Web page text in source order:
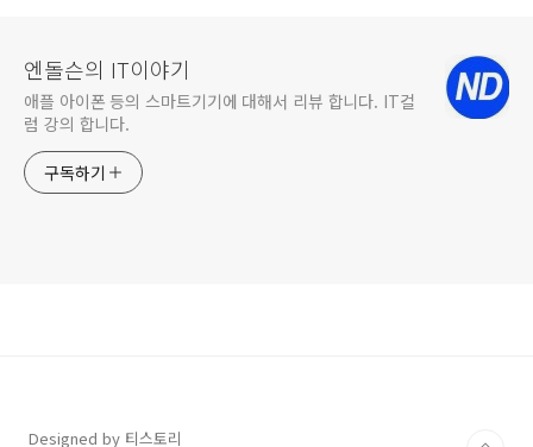
엔돌슨의 IT이야기
애플 아이폰 등의 스마트기기에 대해서 리뷰 합니다. IT컬
럼 강의 합니다.
구독하기
Designed by 티스토리